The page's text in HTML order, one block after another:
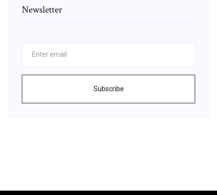
Newsletter
Subscribe